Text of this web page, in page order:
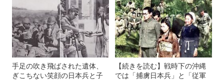
手足の吹き飛ばされた遺体、
ぎこちない笑顔の日本兵と子
【続きを読む】戦時下の沖縄
では「捕虜日本兵」と「従軍